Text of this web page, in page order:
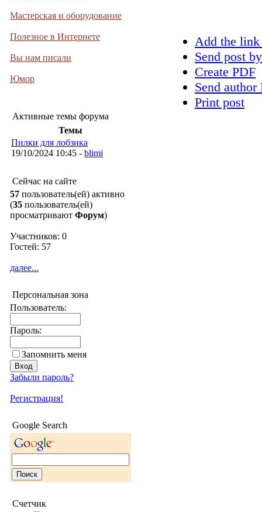
Мастерская и оборудование
Полезное в Интернете
Вы нам писали
Юмор
Активные темы форума
Темы
Пилки для лобзика
19/10/2024 10:45 - blimi
Сейчас на сайте
57 пользователь(ей) активно
(35 пользователь(ей)
просматривают Форум)
Участников: 0
Гостей: 57
далее...
Персональная зона
Пользователь:
Пароль:
Запомнить меня
Забыли пароль?
Регистрация!
Google Search
Счетчик
Add the
Send post
Create PDF
Send
Print post